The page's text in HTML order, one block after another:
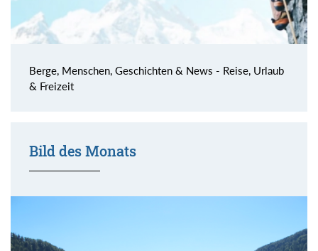
Berge, Menschen, Geschichten & News - Reise, Urlaub
& Freizeit
Bild des Monats